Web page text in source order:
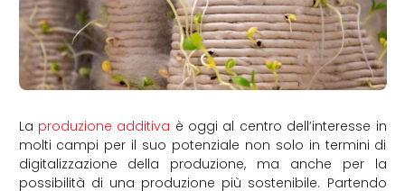
La produzione additiva è oggi al centro dell’interesse in
molti campi per il suo potenziale non solo in termini di
digitalizzazione della produzione, ma anche per la
possibilità di una produzione più sostenibile. Partendo